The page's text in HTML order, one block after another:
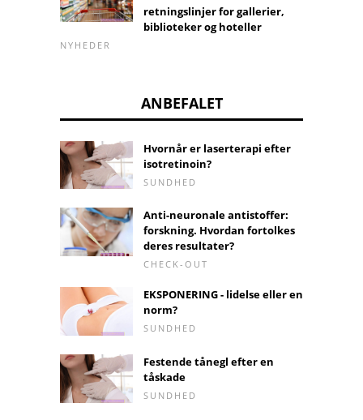
retningslinjer for gallerier,
biblioteker og hoteller
NYHEDER
ANBEFALET
Hvornår er laserterapi efter
isotretinoin?
SUNDHED
Anti-neuronale antistoffer:
forskning. Hvordan fortolkes
deres resultater?
CHECK-OUT
EKSPONERING - lidelse eller en
norm?
SUNDHED
Festende tånegl efter en
tåskade
SUNDHED